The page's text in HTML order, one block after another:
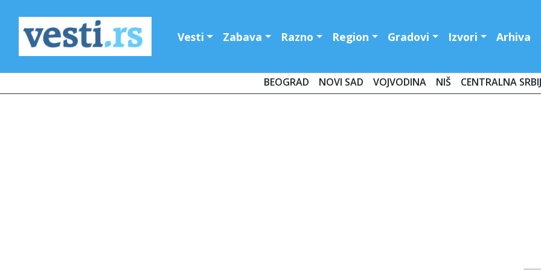
Vesti Zabava Razno Region Gradovi Izvori Arhiva
BEOGRAD NOVI SAD VOJVODINA NIŠ CENTRALNA